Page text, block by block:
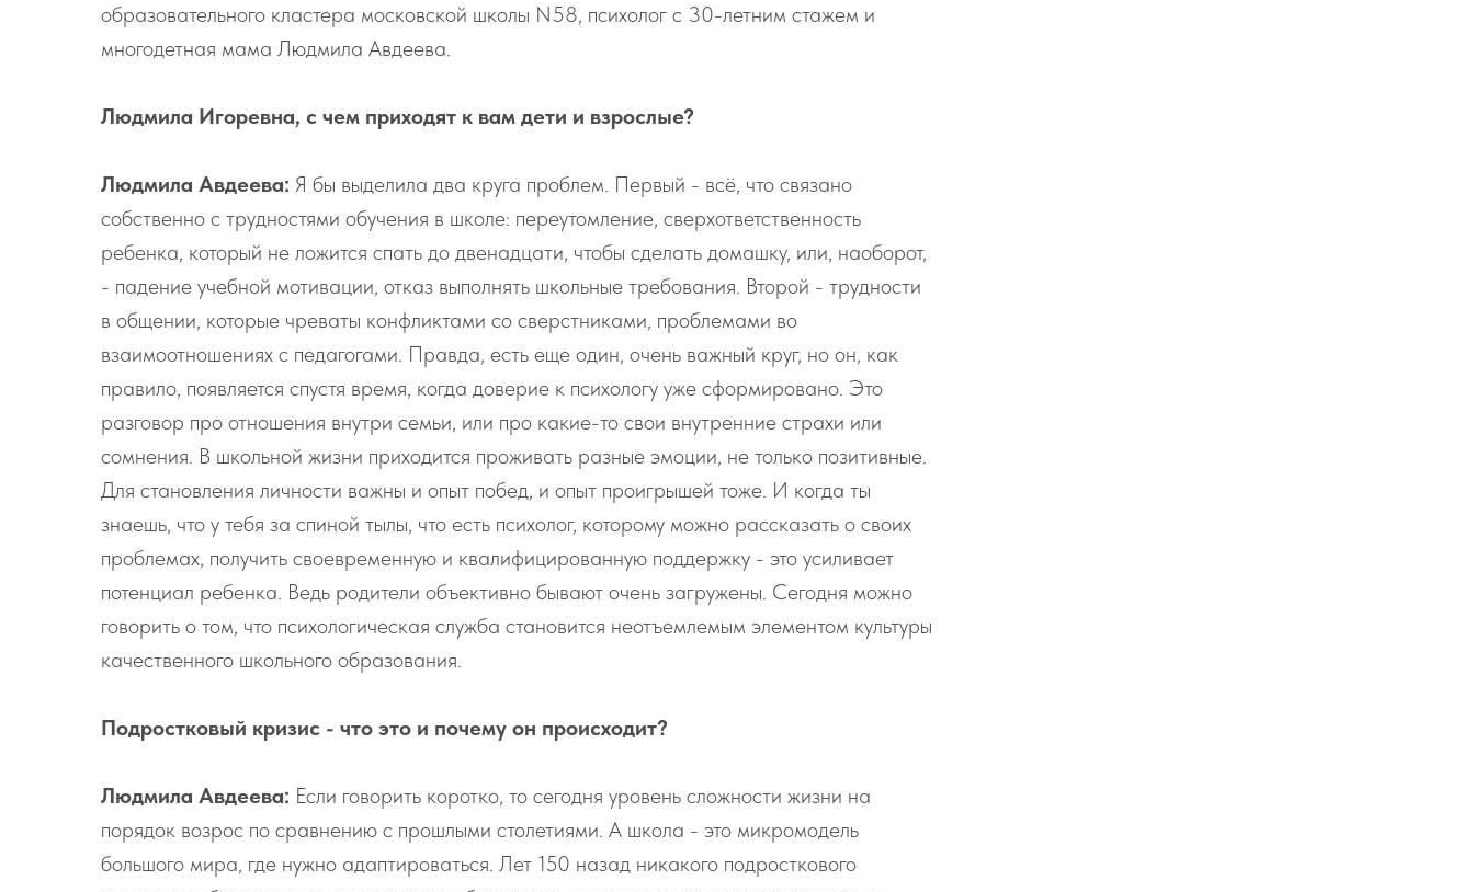
образовательного кластера московской школы N58, психолог с 30-летним стажем и
многодетная мама Людмила Авдеева.
Людмила Игоревна, с чем приходят к вам дети и взрослые?
Людмила Авдеева: Я бы выделила два круга проблем. Первый - всё, что связано
собственно с трудностями обучения в школе: переутомление, сверхответственность
ребенка, который не ложится спать до двенадцати, чтобы сделать домашку, или, наоборот,
- падение учебной мотивации, отказ выполнять школьные требования. Второй - трудности
в общении, которые чреваты конфликтами со сверстниками, проблемами во
взаимоотношениях с педагогами. Правда, есть еще один, очень важный круг, но он, как
правило, появляется спустя время, когда доверие к психологу уже сформировано. Это
разговор про отношения внутри семьи, или про какие-то свои внутренние страхи или
сомнения. В школьной жизни приходится проживать разные эмоции, не только позитивные.
Для становления личности важны и опыт побед, и опыт проигрышей тоже. И когда ты
знаешь, что у тебя за спиной тылы, что есть психолог, которому можно рассказать о своих
проблемах, получить своевременную и квалифицированную поддержку - это усиливает
потенциал ребенка. Ведь родители объективно бывают очень загружены. Сегодня можно
говорить о том, что психологическая служба становится неотъемлемым элементом культуры
качественного школьного образования.
Подростковый кризис - что это и почему он происходит?
Людмила Авдеева: Если говорить коротко, то сегодня уровень сложности жизни на
порядок возрос по сравнению с прошлыми столетиями. А школа - это микромодель
большого мира, где нужно адаптироваться. Лет 150 назад никакого подросткового